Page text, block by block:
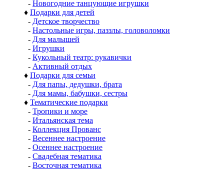
- Новогодние танцующие игрушки
♦ Подарки для детей
- Детское творчество
- Настольные игры, паззлы, головоломки
- Для малышей
- Игрушки
- Кукольный театр: рукавички
- Активный отдых
♦ Подарки для семьи
- Для папы, дедушки, брата
- Для мамы, бабушки, сестры
♦ Тематические подарки
- Тропики и море
- Итальянская тема
- Коллекция Прованс
- Весеннее настроение
- Осеннее настроение
- Свадебная тематика
- Восточная тематика